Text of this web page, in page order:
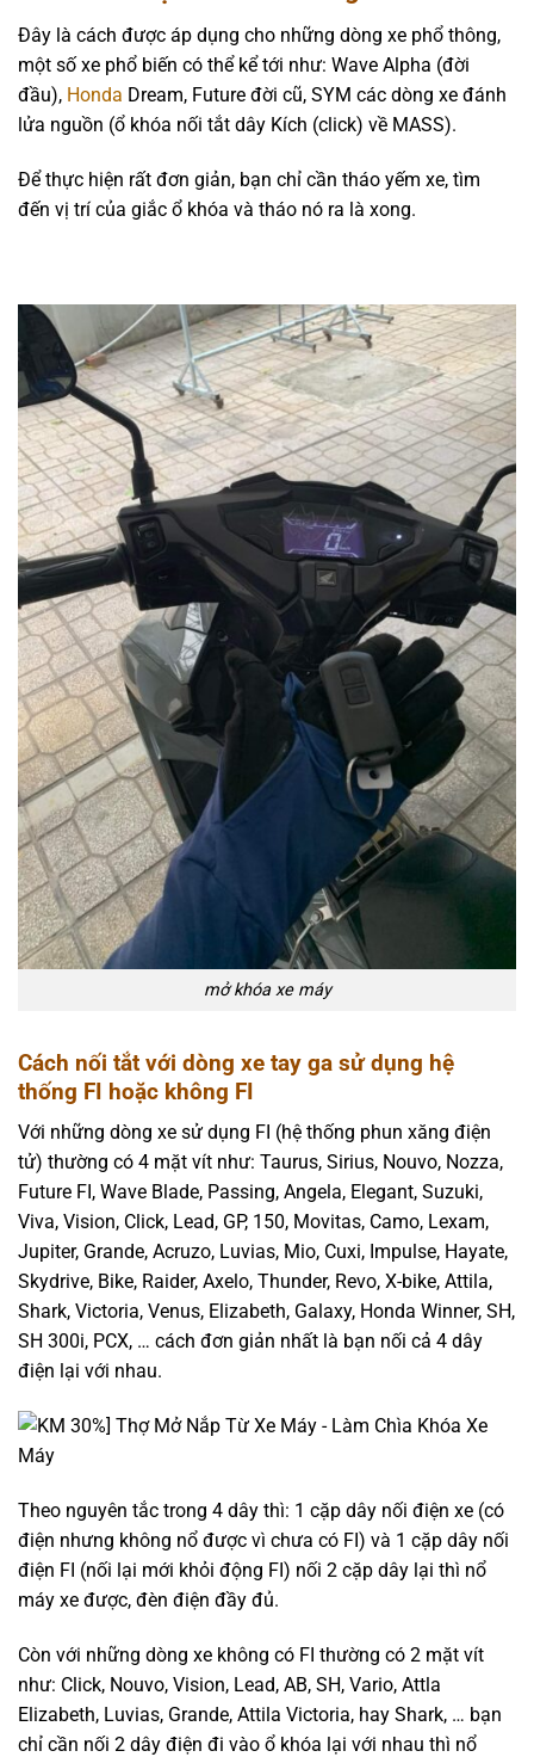
Đây là cách được áp dụng cho những dòng xe phổ thông,
một số xe phổ biến có thể kể tới như: Wave Alpha (đời
đầu), Honda Dream, Future đời cũ, SYM các dòng xe đánh
lửa nguồn (ổ khóa nối tắt dây Kích (click) về MASS).
Để thực hiện rất đơn giản, bạn chỉ cần tháo yếm xe, tìm
đến vị trí của giắc ổ khóa và tháo nó ra là xong.
mở khóa xe máy
Cách nối tắt với dòng xe tay ga sử dụng hệ
thống FI hoặc không FI
Với những dòng xe sử dụng FI (hệ thống phun xăng điện
tử) thường có 4 mặt vít như: Taurus, Sirius, Nouvo, Nozza,
Future FI, Wave Blade, Passing, Angela, Elegant, Suzuki,
Viva, Vision, Click, Lead, GP, 150, Movitas, Camo, Lexam,
Jupiter, Grande, Acruzo, Luvias, Mio, Cuxi, Impulse, Hayate,
Skydrive, Bike, Raider, Axelo, Thunder, Revo, X-bike, Attila,
Shark, Victoria, Venus, Elizabeth, Galaxy, Honda Winner, SH,
SH 300i, PCX, … cách đơn giản nhất là bạn nối cả 4 dây
điện lại với nhau.
Theo nguyên tắc trong 4 dây thì: 1 cặp dây nối điện xe (có
điện nhưng không nổ được vì chưa có FI) và 1 cặp dây nối
điện FI (nối lại mới khỏi động FI) nối 2 cặp dây lại thì nổ
máy xe được, đèn điện đầy đủ.
Còn với những dòng xe không có FI thường có 2 mặt vít
như: Click, Nouvo, Vision, Lead, AB, SH, Vario, Attla
Elizabeth, Luvias, Grande, Attila Victoria, hay Shark, … bạn
chỉ cần nối 2 dây điện đi vào ổ khóa lại với nhau thì nổ